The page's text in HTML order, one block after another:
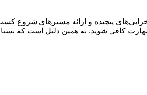
خرابی‌های پیچیده و ارائه مسیرهای شروع
کافی شوید. به همین دلیل است که